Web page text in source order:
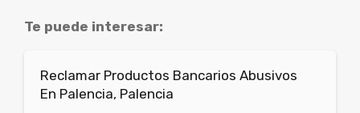
Te puede interesar:
Reclamar Productos Bancarios Abusivos
En Palencia, Palencia